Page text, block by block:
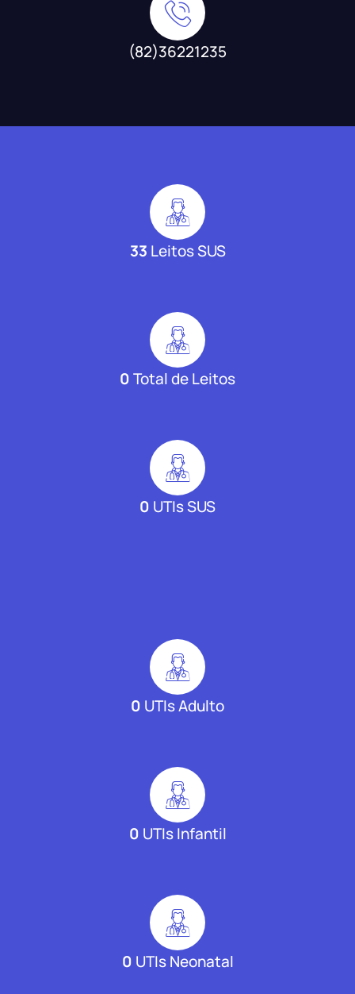
(82)36221235
33 Leitos SUS
0Total de Leitos
0 UTIs SUS
0 UTIs Adulto
0 UTIs Infantil
0 UTIs Neonatal